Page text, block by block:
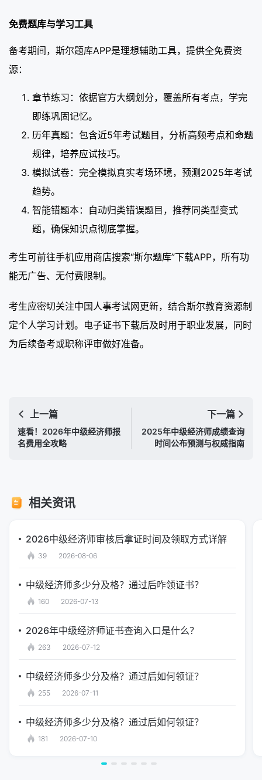
免费题库与学习工具
备考期间，斯尔题库APP是理想辅助工具，提供全免费资
源：
章节练习：依据官方大纲划分，覆盖所有考点，学完
即练巩固记忆。
历年真题：包含近5年考试题目，分析高频考点和命题
规律，培养应试技巧。
模拟试卷：完全模拟真实考场环境，预测2025年考试
趋势。
智能错题本：自动归类错误题目，推荐同类型变式
题，确保知识点彻底掌握。
考生可前往手机应用商店搜索“斯尔题库”下载APP，所有功
能无广告、无付费限制。
考生应密切关注中国人事考试网更新，结合斯尔教育资源制
定个人学习计划。电子证书下载后及时用于职业发展，同时
为后续备考或职称评审做好准备。
上一篇
速看！2026年中级经济师报
名费用全攻略
下一篇
2025年中级经济师成绩查询
时间公布预测与权威指南
相关资讯
2026中级经济师审核后拿证时间及领取方式详解
39 2026-08-06
中级经济师多少分及格？通过后咋领证书？
160 2026-07-13
2026年中级经济师证书查询入口是什么？
263 2026-07-12
中级经济师多少分及格？通过后如何领证？
255 2026-07-11
中级经济师多少分及格？通过后如何领证？
181 2026-07-10